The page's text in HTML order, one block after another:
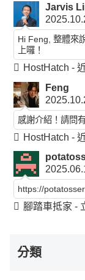
Jarvis
Hi Feng, 整體來
上囉！
HostHatch -
Feng
感謝介紹！請問
HostHatch -
https://
腳踏車抵家 -
分類